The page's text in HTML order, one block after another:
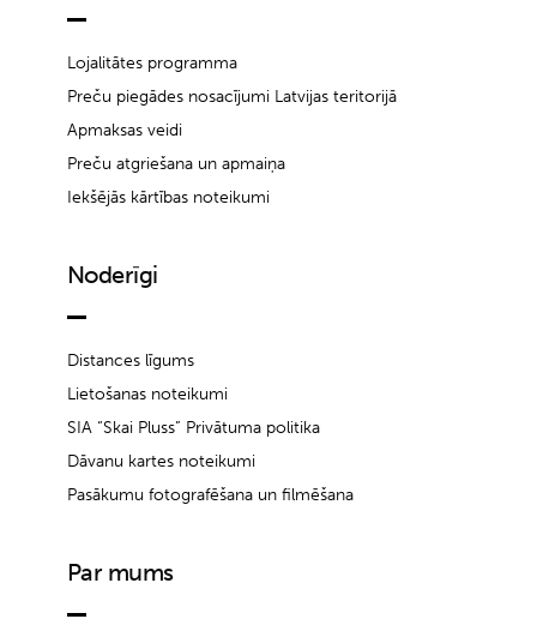
Lojalitātes programma
Preču piegādes nosacījumi Latvijas teritorijā
Apmaksas veidi
Preču atgriešana un apmaiņa
Iekšējās kārtības noteikumi
Noderīgi
Distances līgums
Lietošanas noteikumi
SIA “Skai Pluss” Privātuma politika
Dāvanu kartes noteikumi
Pasākumu fotografēšana un filmēšana
Par mums